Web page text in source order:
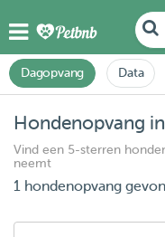
Dagopvang Data
Hondenopvang
Vind een 5-sterren
neemt
1 hondenopvang